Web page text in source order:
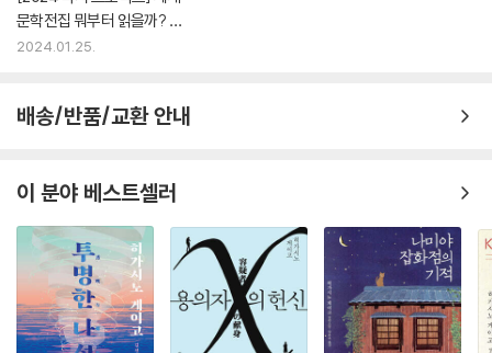
담아 위태로운 고독감을 부각했다. 아쿠아마린의 청량한 색채를 입은 ‘어
니스트 헤밍웨이’는 출렁이는 푸른 파도 이미지를 연상시키는 하늘색×흰
초상 사진 이미지로 반양장의 세련되고 감각적인 표지 디자인을 연출했다.
도록 했다. 본문 디자인에도 각별히 신경을 썼다. 한글과 영어가 조화롭게
설계된 서체를 선택하여 원문이 병기되는 경우에도 가독성을 해치지 않도
록 배려했다. 또한 문장을 정렬할 때 글줄의 끝을 일정하게 맞추지 않고 자
연스럽게 흘리는 방식을 통해 저자의 펜 끝을 그대로 따라가는 듯한 독서
경험을 제공할 것이다.
문학전집 뭐부터 읽을까? -
박혜진 편집자
2024.01.25.
배송/반품/교환 안내
이 분야 베스트셀러